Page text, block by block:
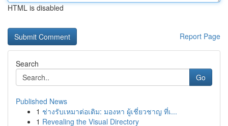
HTML is disabled
Report Page
Search
Go
Published News
1 ช่างรับเหมาต่อเติม: มองหา ผู้เชี่ยวชาญ ที่เ...
1 Revealing the Visual Directory